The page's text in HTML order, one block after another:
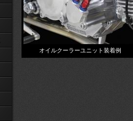
オイルクーラーユニット装着例